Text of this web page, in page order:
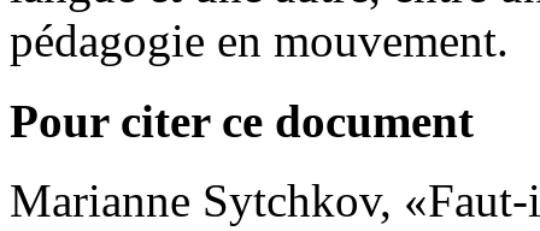
pédagogie en mouvement.
Pour citer ce document
Marianne Sytchkov,